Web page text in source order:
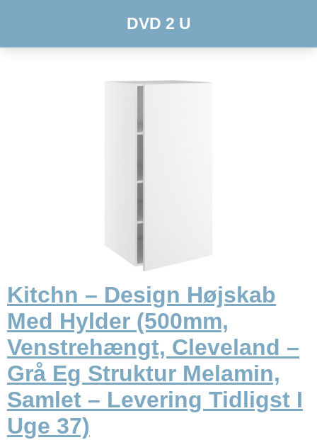
DVD 2 U
Kitchn – Design Højskab
Med Hylder (500mm,
Venstrehængt, Cleveland –
Grå Eg Struktur Melamin,
Samlet – Levering Tidligst I
Uge 37)